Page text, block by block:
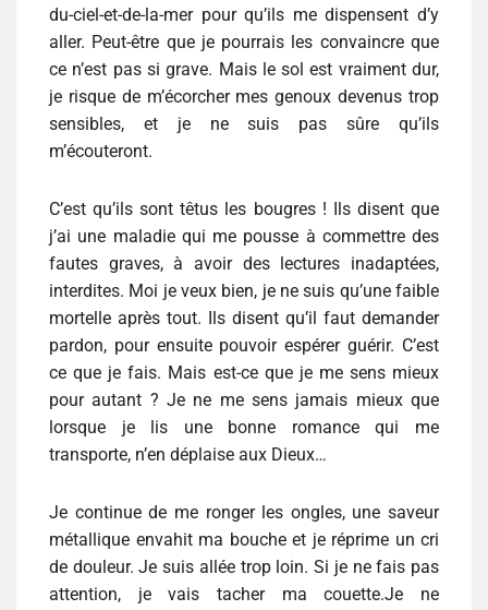
du-ciel-et-de-la-mer pour qu’ils me dispensent d’y
aller. Peut-être que je pourrais les convaincre que
ce n’est pas si grave. Mais le sol est vraiment dur,
je risque de m’écorcher mes genoux devenus trop
sensibles, et je ne suis pas sûre qu’ils
m’écouteront.
C’est qu’ils sont têtus les bougres ! Ils disent que
j’ai une maladie qui me pousse à commettre des
fautes graves, à avoir des lectures inadaptées,
interdites. Moi je veux bien, je ne suis qu’une faible
mortelle après tout. Ils disent qu’il faut demander
pardon, pour ensuite pouvoir espérer guérir. C’est
ce que je fais. Mais est-ce que je me sens mieux
pour autant ? Je ne me sens jamais mieux que
lorsque je lis une bonne romance qui me
transporte, n’en déplaise aux Dieux…
Je continue de me ronger les ongles, une saveur
métallique envahit ma bouche et je réprime un cri
de douleur. Je suis allée trop loin. Si je ne fais pas
attention, je vais tacher ma couette.Je ne